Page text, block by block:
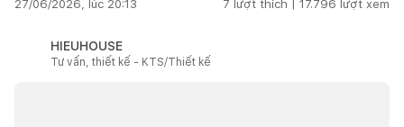
27/06/2026, lúc 20:13 7 lượt thích | 17.796 lượt xem
HIEUHOUSE
Tư vấn, thiết kế - KTS/Thiết kế